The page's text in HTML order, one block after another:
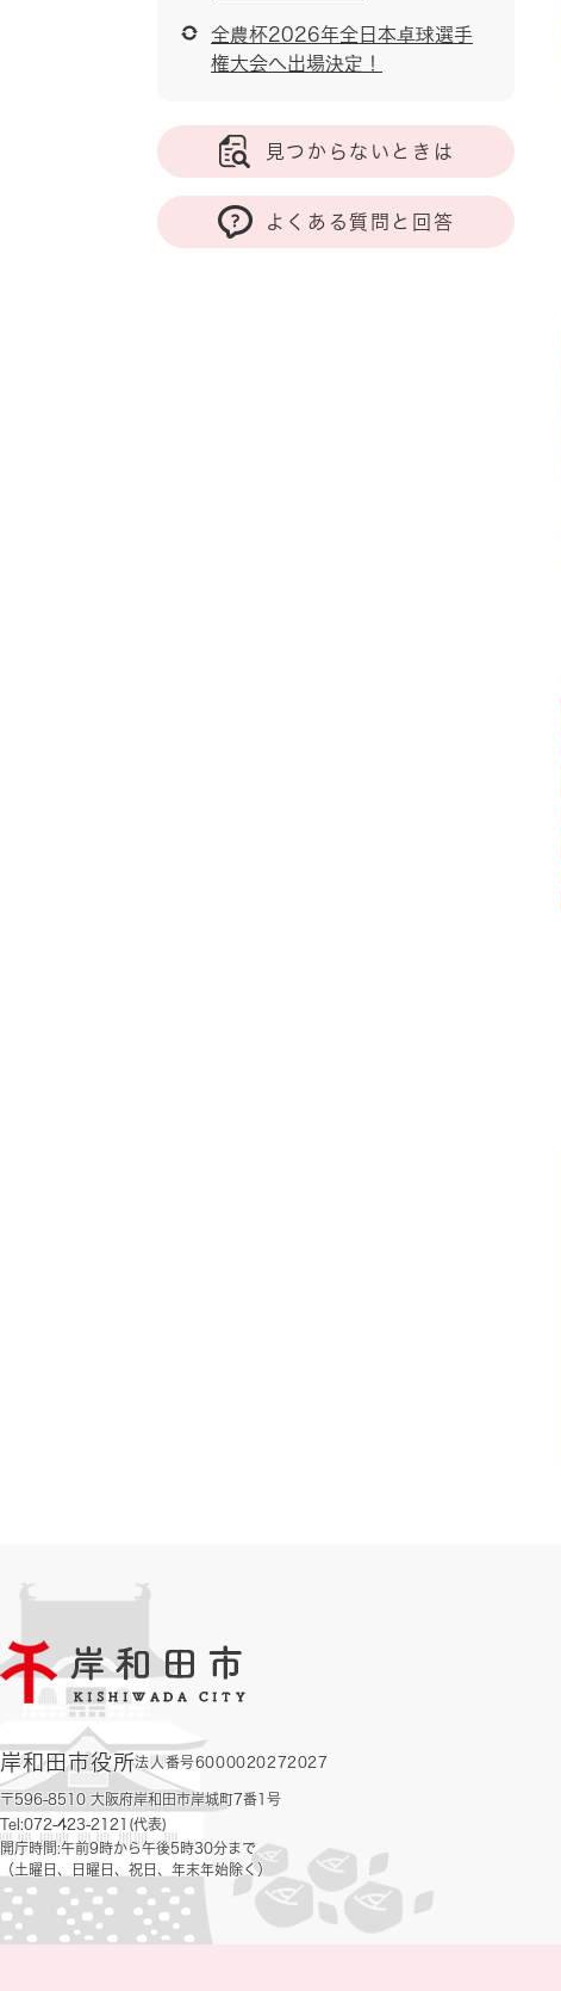
全農杯2026年全日本卓球選手
権大会へ出場決定！
見つからないときは
よくある質問と回答
岸和田市役所法人番号6000020272027
〒596-8510 大阪府岸和田市岸城町7番1号
Tel:072-423-2121(代表)
開庁時間:午前9時から午後5時30分まで
（土曜日、日曜日、祝日、年末年始除く）